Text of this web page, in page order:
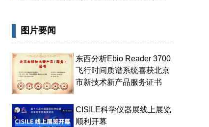
图片要闻
东西分析Ebio Reader 3700
飞行时间质谱系统喜获北京
市新技术新产品服务证书
CISILE科学仪器展线上展览
顺利开幕